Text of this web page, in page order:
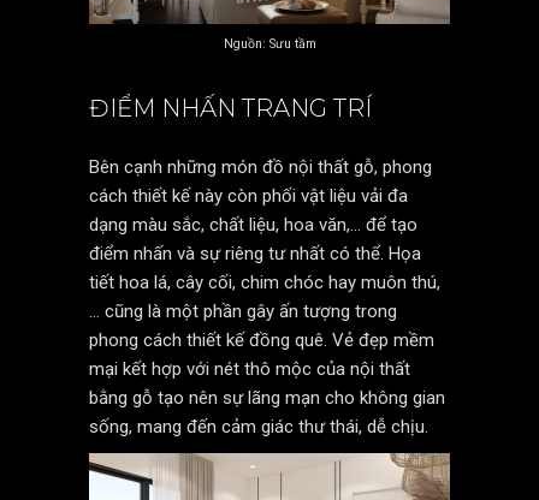
Nguồn: Sưu tầm
ĐIỂM NHẤN TRANG TRÍ
Bên cạnh những món đồ nội thất gỗ, phong
cách thiết kế này còn phối vật liệu vải đa
dạng màu sắc, chất liệu, hoa văn,… để tạo
điểm nhấn và sự riêng tư nhất có thể. Họa
tiết hoa lá, cây cối, chim chóc hay muôn thú,
… cũng là một phần gây ấn tượng trong
phong cách thiết kế đồng quê. Vẻ đẹp mềm
mại kết hợp với nét thô mộc của nội thất
bằng gỗ tạo nên sự lãng mạn cho không gian
sống, mang đến cảm giác thư thái, dễ chịu.